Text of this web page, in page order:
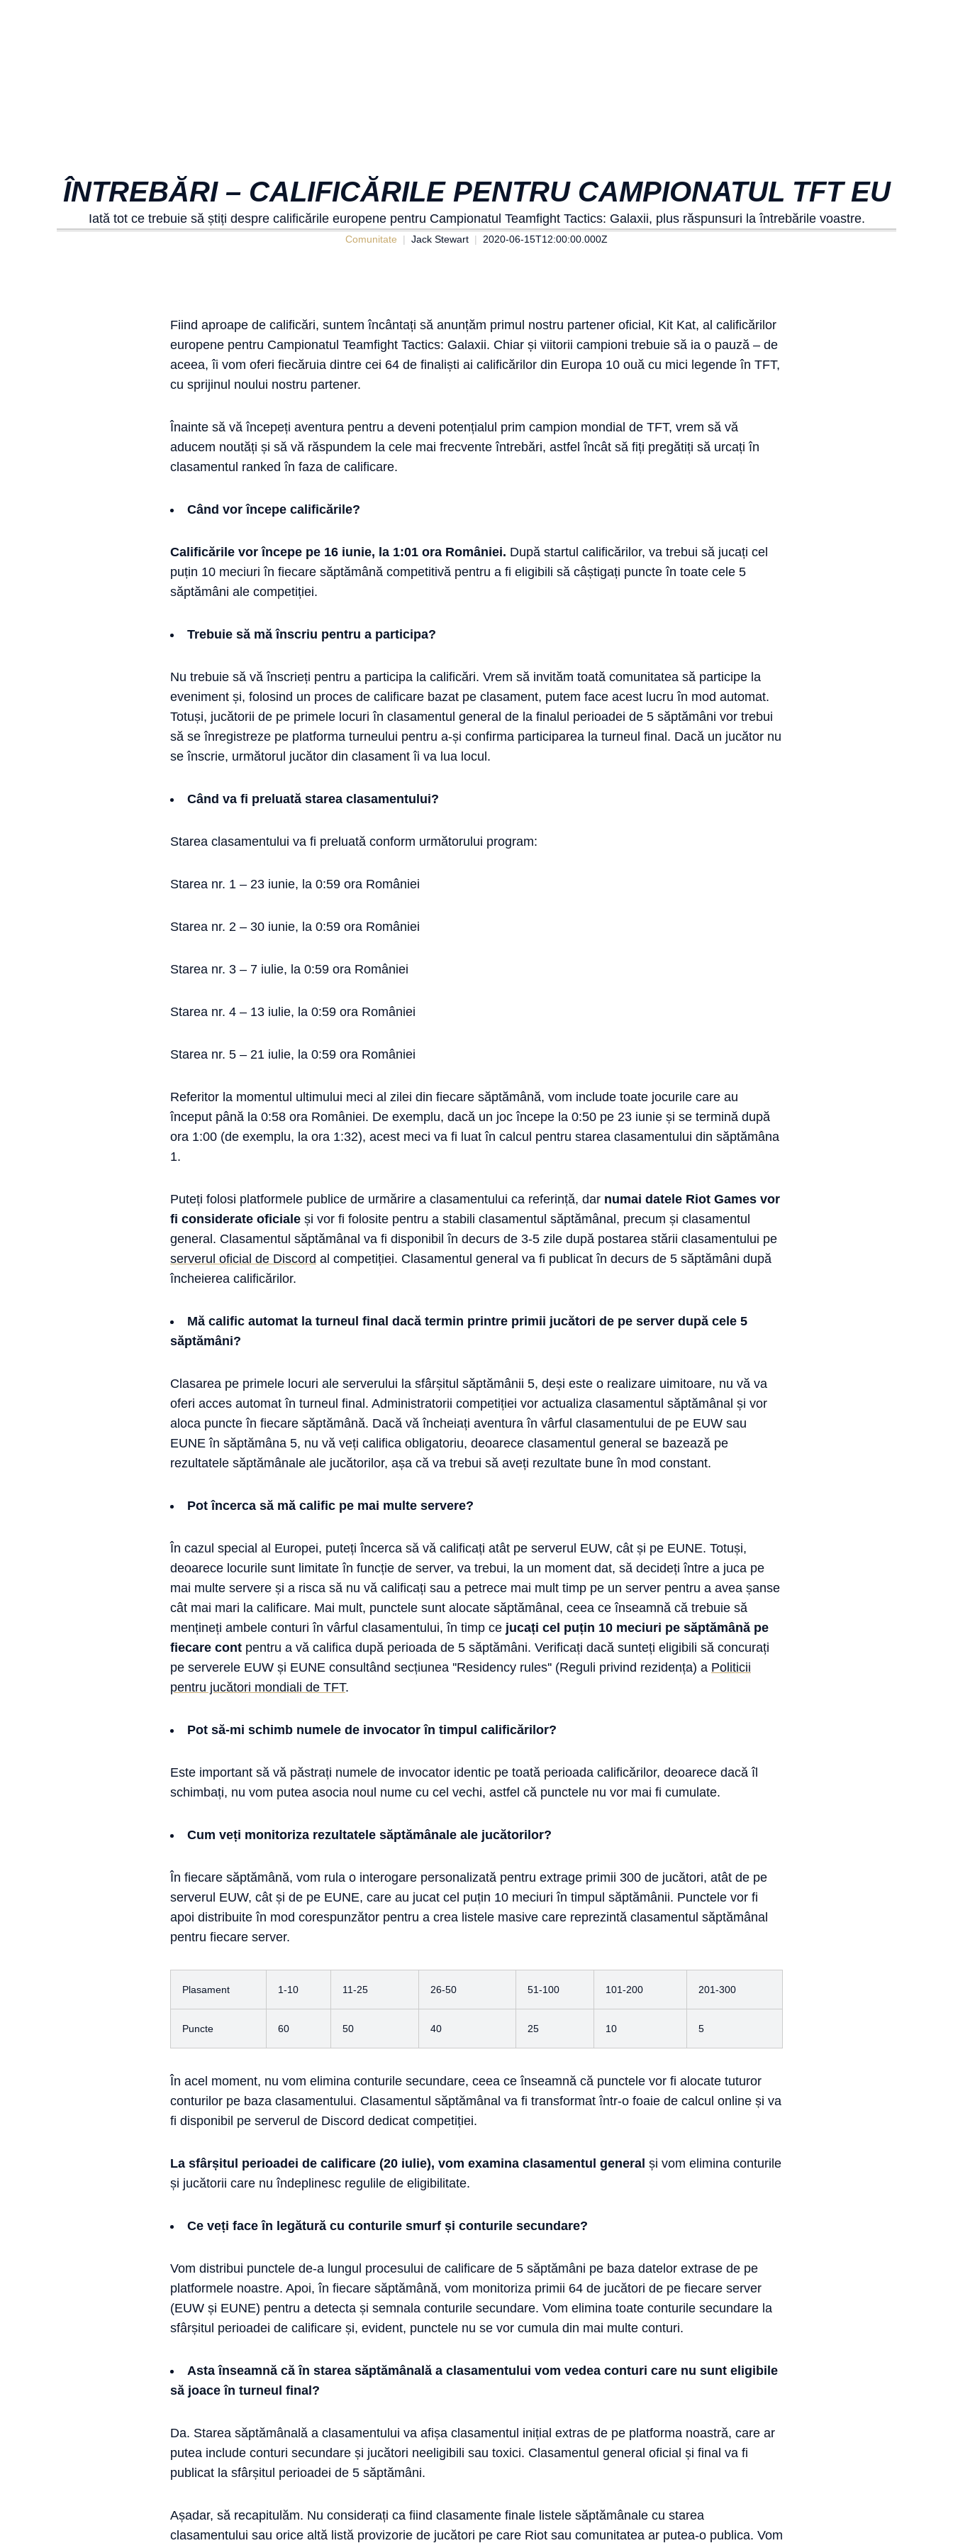
ÎNTREBĂRI – CALIFICĂRILE PENTRU CAMPIONATUL TFT EU
Iată tot ce trebuie să știți despre calificările europene pentru Campionatul Teamfight Tactics: Galaxii, plus răspunsuri la întrebările voastre.
Comunitate Jack Stewart 2020-06-15T12:00:00.000Z
Fiind aproape de calificări, suntem încântați să anunțăm primul nostru partener oficial, Kit Kat, al calificărilor
europene pentru Campionatul Teamfight Tactics: Galaxii. Chiar și viitorii campioni trebuie să ia o pauză – de
aceea, îi vom oferi fiecăruia dintre cei 64 de finaliști ai calificărilor din Europa 10 ouă cu mici legende în TFT,
cu sprijinul noului nostru partener.
Înainte să vă începeți aventura pentru a deveni potențialul prim campion mondial de TFT, vrem să vă
aducem noutăți și să vă răspundem la cele mai frecvente întrebări, astfel încât să fiți pregătiți să urcați în
clasamentul ranked în faza de calificare.
Când vor începe calificările?
Calificările vor începe pe 16 iunie, la 1:01 ora României. După startul calificărilor, va trebui să jucați cel
puțin 10 meciuri în fiecare săptămână competitivă pentru a fi eligibili să câștigați puncte în toate cele 5
săptămâni ale competiției.
Trebuie să mă înscriu pentru a participa?
Nu trebuie să vă înscrieți pentru a participa la calificări. Vrem să invităm toată comunitatea să participe la
eveniment și, folosind un proces de calificare bazat pe clasament, putem face acest lucru în mod automat.
Totuși, jucătorii de pe primele locuri în clasamentul general de la finalul perioadei de 5 săptămâni vor trebui
să se înregistreze pe platforma turneului pentru a-și confirma participarea la turneul final. Dacă un jucător nu
se înscrie, următorul jucător din clasament îi va lua locul.
Când va fi preluată starea clasamentului?
Starea clasamentului va fi preluată conform următorului program:
Starea nr. 1 – 23 iunie, la 0:59 ora României
Starea nr. 2 – 30 iunie, la 0:59 ora României
Starea nr. 3 – 7 iulie, la 0:59 ora României
Starea nr. 4 – 13 iulie, la 0:59 ora României
Starea nr. 5 – 21 iulie, la 0:59 ora României
Referitor la momentul ultimului meci al zilei din fiecare săptămână, vom include toate jocurile care au
început până la 0:58 ora României. De exemplu, dacă un joc începe la 0:50 pe 23 iunie și se termină după
ora 1:00 (de exemplu, la ora 1:32), acest meci va fi luat în calcul pentru starea clasamentului din săptămâna
1.
Puteți folosi platformele publice de urmărire a clasamentului ca referință, dar numai datele Riot Games vor
fi considerate oficiale și vor fi folosite pentru a stabili clasamentul săptămânal, precum și clasamentul
general. Clasamentul săptămânal va fi disponibil în decurs de 3-5 zile după postarea stării clasamentului pe
serverul oficial de Discord al competiției. Clasamentul general va fi publicat în decurs de 5 săptămâni după
încheierea calificărilor.
Mă calific automat la turneul final dacă termin printre primii jucători de pe server după cele 5
săptămâni?
Clasarea pe primele locuri ale serverului la sfârșitul săptămânii 5, deși este o realizare uimitoare, nu vă va
oferi acces automat în turneul final. Administratorii competiției vor actualiza clasamentul săptămânal și vor
aloca puncte în fiecare săptămână. Dacă vă încheiați aventura în vârful clasamentului de pe EUW sau
EUNE în săptămâna 5, nu vă veți califica obligatoriu, deoarece clasamentul general se bazează pe
rezultatele săptămânale ale jucătorilor, așa că va trebui să aveți rezultate bune în mod constant.
Pot încerca să mă calific pe mai multe servere?
În cazul special al Europei, puteți încerca să vă calificați atât pe serverul EUW, cât și pe EUNE. Totuși,
deoarece locurile sunt limitate în funcție de server, va trebui, la un moment dat, să decideți între a juca pe
mai multe servere și a risca să nu vă calificați sau a petrece mai mult timp pe un server pentru a avea șanse
cât mai mari la calificare. Mai mult, punctele sunt alocate săptămânal, ceea ce înseamnă că trebuie să
mențineți ambele conturi în vârful clasamentului, în timp ce jucați cel puțin 10 meciuri pe săptămână pe
fiecare cont pentru a vă califica după perioada de 5 săptămâni. Verificați dacă sunteți eligibili să concurați
pe serverele EUW și EUNE consultând secțiunea ''Residency rules'' (Reguli privind rezidența) a Politicii
pentru jucători mondiali de TFT.
Pot să-mi schimb numele de invocator în timpul calificărilor?
Este important să vă păstrați numele de invocator identic pe toată perioada calificărilor, deoarece dacă îl
schimbați, nu vom putea asocia noul nume cu cel vechi, astfel că punctele nu vor mai fi cumulate.
Cum veți monitoriza rezultatele săptămânale ale jucătorilor?
În fiecare săptămână, vom rula o interogare personalizată pentru extrage primii 300 de jucători, atât de pe
serverul EUW, cât și de pe EUNE, care au jucat cel puțin 10 meciuri în timpul săptămânii. Punctele vor fi
apoi distribuite în mod corespunzător pentru a crea listele masive care reprezintă clasamentul săptămânal
pentru fiecare server.
Plasament 1-10 11-25 26-50 51-100 101-200 201-300
Puncte 60 50 40 25 10 5
În acel moment, nu vom elimina conturile secundare, ceea ce înseamnă că punctele vor fi alocate tuturor
conturilor pe baza clasamentului. Clasamentul săptămânal va fi transformat într-o foaie de calcul online și va
fi disponibil pe serverul de Discord dedicat competiției.
La sfârșitul perioadei de calificare (20 iulie), vom examina clasamentul general și vom elimina conturile
și jucătorii care nu îndeplinesc regulile de eligibilitate.
Ce veți face în legătură cu conturile smurf și conturile secundare?
Vom distribui punctele de-a lungul procesului de calificare de 5 săptămâni pe baza datelor extrase de pe
platformele noastre. Apoi, în fiecare săptămână, vom monitoriza primii 64 de jucători de pe fiecare server
(EUW și EUNE) pentru a detecta și semnala conturile secundare. Vom elimina toate conturile secundare la
sfârșitul perioadei de calificare și, evident, punctele nu se vor cumula din mai multe conturi.
Asta înseamnă că în starea săptămânală a clasamentului vom vedea conturi care nu sunt eligibile
să joace în turneul final?
Da. Starea săptămânală a clasamentului va afișa clasamentul inițial extras de pe platforma noastră, care ar
putea include conturi secundare și jucători neeligibili sau toxici. Clasamentul general oficial și final va fi
publicat la sfârșitul perioadei de 5 săptămâni.
Așadar, să recapitulăm. Nu considerați ca fiind clasamente finale listele săptămânale cu starea
clasamentului sau orice altă listă provizorie de jucători pe care Riot sau comunitatea ar putea-o publica. Vom